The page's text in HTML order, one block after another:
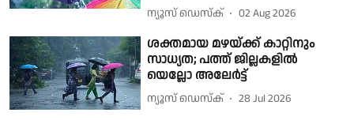
ന്യൂസ് ഡെസ്ക് 02 Aug 2026
ശക്തമായ മഴയ്ക്ക് കാറ്റിനും
സാധ്യത; പത്ത് ജില്ലകളിൽ
യെല്ലോ അലേർട്ട്
ന്യൂസ് ഡെസ്ക് 28 Jul 2026